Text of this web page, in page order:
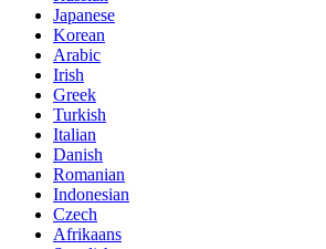
Japanese
Korean
Arabic
Irish
Greek
Turkish
Italian
Danish
Romanian
Indonesian
Czech
Afrikaans